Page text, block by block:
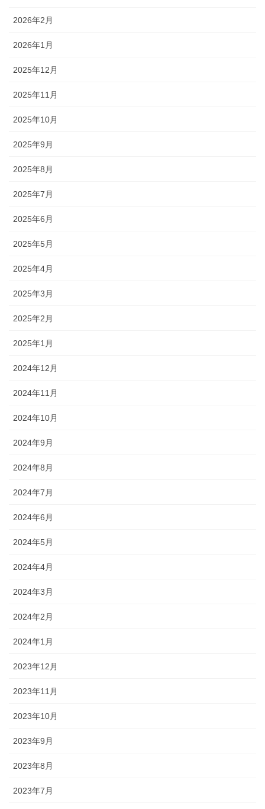
2026年2月
2026年1月
2025年12月
2025年11月
2025年10月
2025年9月
2025年8月
2025年7月
2025年6月
2025年5月
2025年4月
2025年3月
2025年2月
2025年1月
2024年12月
2024年11月
2024年10月
2024年9月
2024年8月
2024年7月
2024年6月
2024年5月
2024年4月
2024年3月
2024年2月
2024年1月
2023年12月
2023年11月
2023年10月
2023年9月
2023年8月
2023年7月